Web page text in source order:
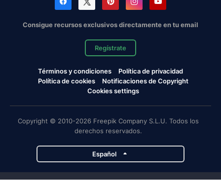
Consigue recursos exclusivos directamente en tu email
Regístrate
Términos y condiciones
Política de privacidad
Política de cookies
Notificaciones de Copyright
Cookies settings
Copyright © 2010-2026 Freepik Company S.L.U. Todos los
derechos reservados.
Español